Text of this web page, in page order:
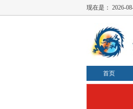
现在是： 2026-
首页